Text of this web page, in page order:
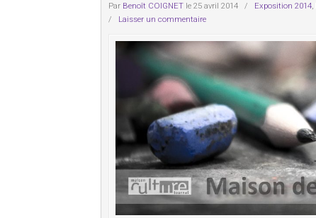
Par Benoît COIGNET le 25 avril 2014 / Exposition 2014,
/ Laisser un commentaire